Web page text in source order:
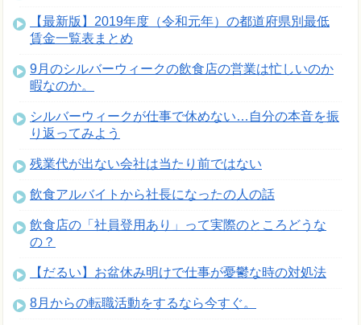
【最新版】2019年度（令和元年）の都道府県別最低
賃金一覧表まとめ
9月のシルバーウィークの飲食店の営業は忙しいのか
暇なのか。
シルバーウィークが仕事で休めない…自分の本音を振
り返ってみよう
残業代が出ない会社は当たり前ではない
飲食アルバイトから社長になったの人の話
飲食店の「社員登用あり」って実際のところどうな
の？
【だるい】お盆休み明けで仕事が憂鬱な時の対処法
8月からの転職活動をするなら今すぐ。